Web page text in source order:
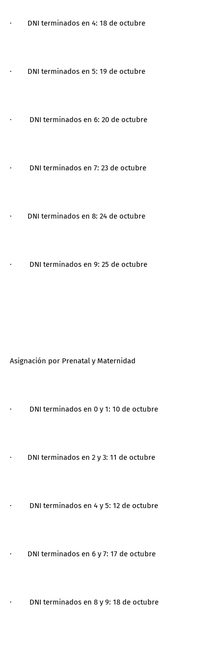
· DNI terminados en 4: 18 de octubre
· DNI terminados en 5: 19 de octubre
· DNI terminados en 6: 20 de octubre
· DNI terminados en 7: 23 de octubre
· DNI terminados en 8: 24 de octubre
· DNI terminados en 9: 25 de octubre
Asignación por Prenatal y Maternidad
· DNI terminados en 0 y 1: 10 de octubre
· DNI terminados en 2 y 3: 11 de octubre
· DNI terminados en 4 y 5: 12 de octubre
· DNI terminados en 6 y 7: 17 de octubre
· DNI terminados en 8 y 9: 18 de octubre